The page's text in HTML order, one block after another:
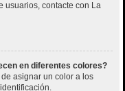
usuarios, contacte con La
en diferentes colores?
asignar un color a los